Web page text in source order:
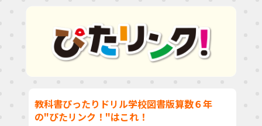
教科書ぴったりドリル学校図書版算数６年
の"ぴたリンク！"はこれ！